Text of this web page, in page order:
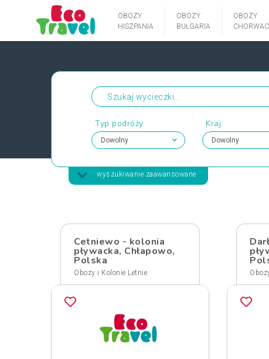
OBOZY
HISZPANIA
OBOZY
BUŁGARIA
OBOZY
Typ podróży Kraj
wyszukiwanie zaawansowane
Cetniewo - kolonia
pływacka, Chłapowo,
Polska
Obozy i Kolonie Letnie